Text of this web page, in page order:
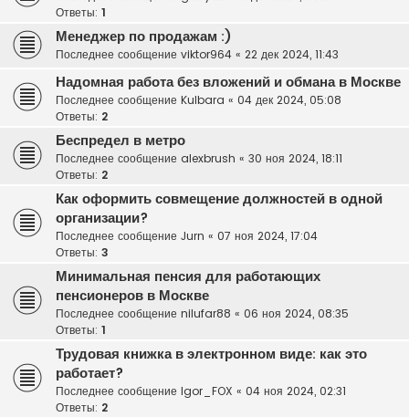
Ответы: 1
Менеджер по продажам :)
Последнее сообщение viktor964 « 22 дек 2024, 11:43
Надомная работа без вложений и обмана в Москве
Последнее сообщение Kulbara « 04 дек 2024, 05:08
Ответы: 2
Беспредел в метро
Последнее сообщение alexbrush « 30 ноя 2024, 18:11
Ответы: 2
Как оформить совмещение должностей в одной
организации?
Последнее сообщение Jurn « 07 ноя 2024, 17:04
Ответы: 3
Минимальная пенсия для работающих
пенсионеров в Москве
Последнее сообщение nilufar88 « 06 ноя 2024, 08:35
Ответы: 1
Трудовая книжка в электронном виде: как это
работает?
Последнее сообщение Igor_FOX « 04 ноя 2024, 02:31
Ответы: 2